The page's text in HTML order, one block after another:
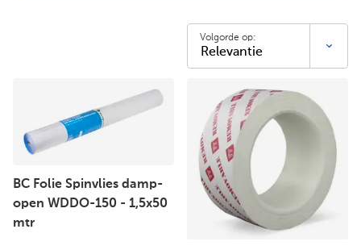
Volgorde op:
BC Folie Spinvlies damp-
open WDDO-150 - 1,5x50
mtr